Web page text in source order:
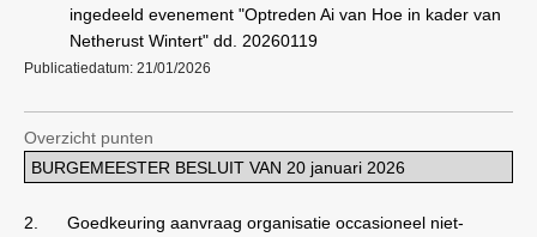
ingedeeld evenement "Optreden Ai van Hoe in kader van
Netherust Wintert" dd. 20260119
Publicatiedatum: 21/01/2026
Overzicht punten
BURGEMEESTER BESLUIT VAN 20 januari 2026
2.
Goedkeuring aanvraag organisatie occasioneel niet-